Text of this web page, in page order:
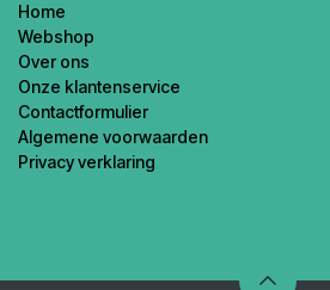
Home
Webshop
Over ons
Onze klantenservice
Contactformulier
Algemene voorwaarden
Privacy verklaring